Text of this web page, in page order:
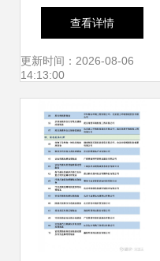
低速清洁一体机器
人 环境科技领域的
技术突破
查看详情
更新时间：2026-08-06
14:13:00